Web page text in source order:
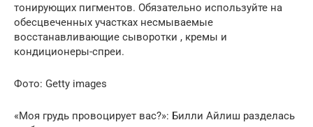
тонирующих пигментов. Обязательно используйте на
обесцвеченных участках несмываемые
восстанавливающие сыворотки , кремы и
кондиционеры-спреи.
Фото: Getty images
«Моя грудь провоцирует вас?»: Билли Айлиш разделась